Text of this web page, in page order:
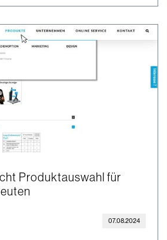
Produktauswahl für
07.08.2024